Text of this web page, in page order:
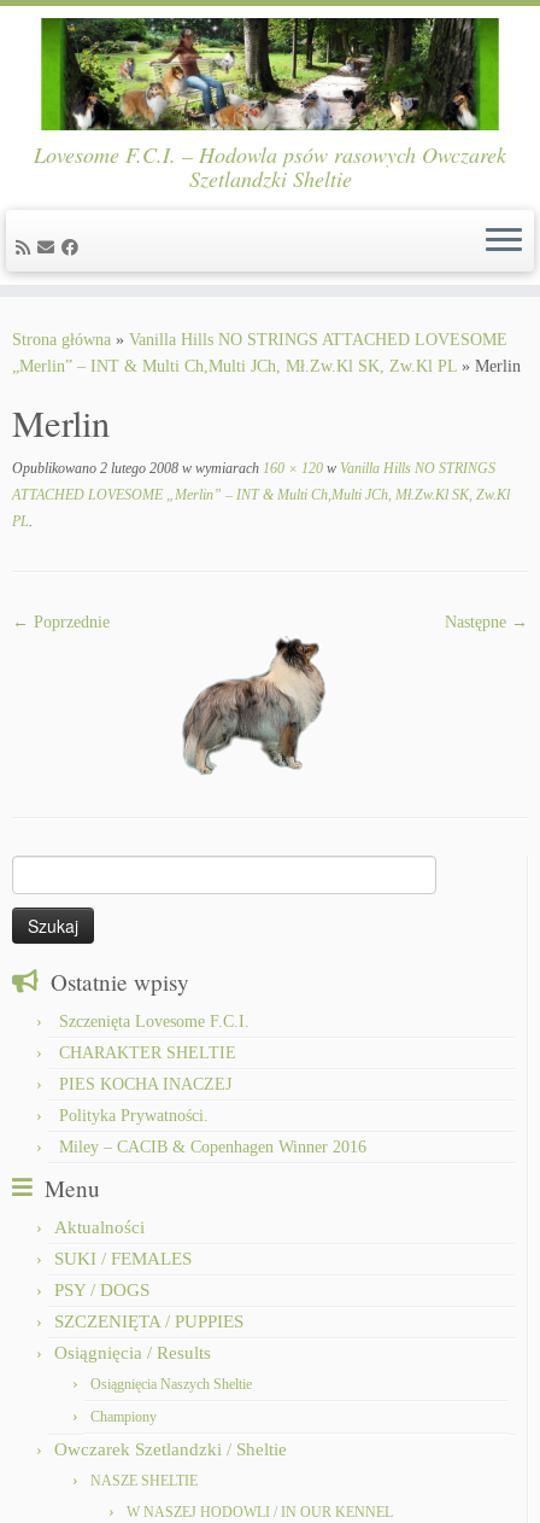
content
Lovesome F.C.I. – Hodowla psów rasowych Owczarek
Szetlandzki Sheltie
Strona główna » Vanilla Hills NO STRINGS ATTACHED LOVESOME
„Merlin” – INT & Multi Ch,Multi JCh, Mł.Zw.Kl SK, Zw.Kl PL » Merlin
Merlin
Opublikowano 2 lutego 2008 w wymiarach 160 × 120 w Vanilla Hills NO STRINGS
ATTACHED LOVESOME „Merlin” – INT & Multi Ch,Multi JCh, Mł.Zw.Kl SK, Zw.Kl
PL.
← Poprzednie Następne →
Ostatnie wpisy
Szczenięta Lovesome F.C.I.
CHARAKTER SHELTIE
PIES KOCHA INACZEJ
Polityka Prywatności.
Miley – CACIB & Copenhagen Winner 2016
Menu
Aktualności
SUKI / FEMALES
PSY / DOGS
SZCZENIĘTA / PUPPIES
Osiągnięcia / Results
Osiągnięcia Naszych Sheltie
Championy
Owczarek Szetlandzki / Sheltie
NASZE SHELTIE
W NASZEJ HODOWLI / IN OUR KENNEL